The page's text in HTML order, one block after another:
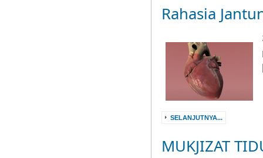
Rahasia
SELANJUTNYA...
MUKJIZAT